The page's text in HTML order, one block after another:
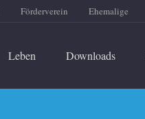
Förderverein Ehemalige
Leben Downloads